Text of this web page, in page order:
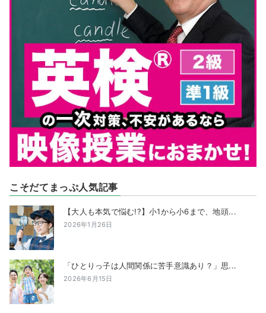
こそだてまっぷ人気記事
【大人も本気で悩む!?】小1から小6まで、地頭...
2026年1月26日
「ひとりっ子は人間関係に苦手意識あり？」思...
2026年6月15日